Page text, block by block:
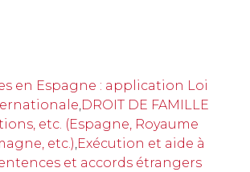
en Espagne : application Loi
,DROIT DE FAMILLE
etc. (Espagne, Royaume
etc.),Exécution et aide à
et accords étrangers